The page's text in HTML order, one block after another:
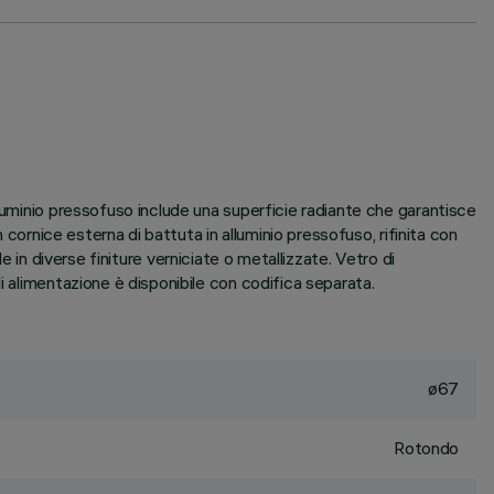
pressofuso include una superficie radiante che garantisce
esterna di battuta in alluminio pressofuso, rifinita con
in diverse finiture verniciate o metallizzate. Vetro di
è disponibile con codifica separata.
ø67
Rotondo